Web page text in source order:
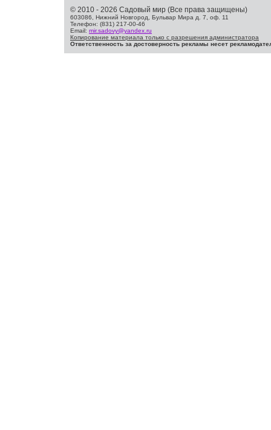
© 2010 - 2026 Садовый мир (Все права защищены)
603086, Нижний Новгород, Бульвар Мира д. 7, оф. 11
Телефон: (831) 217-00-46
Email: mir.sadovy@yandex.ru
Копирование материала только с разрешения администратора
Ответственность за достоверность рекламы несет